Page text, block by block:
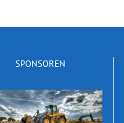
SPONSOREN